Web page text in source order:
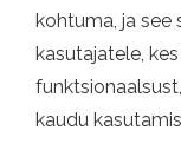
kohtuma, ja see
kasutajatele,
kaudu